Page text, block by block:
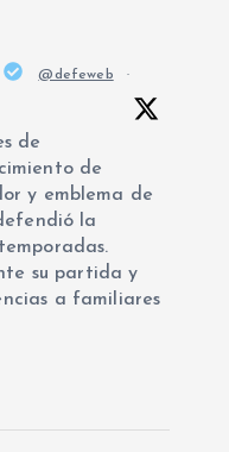
@defeweb ·
de
de
y emblema de
la
su partida y
a familiares